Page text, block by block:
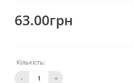
63.00грн
Кількість:
-
+